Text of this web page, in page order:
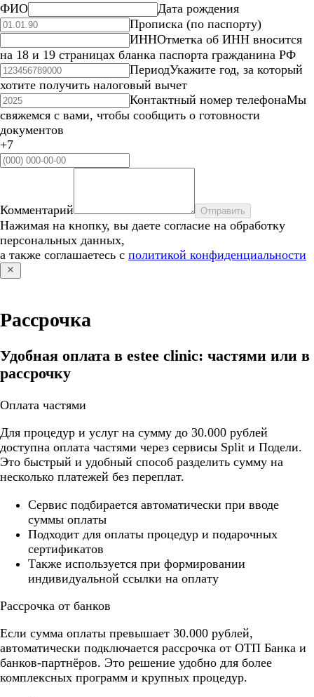
ФИО
Дата рождения
Прописка (по паспорту)
ИННОтметка об ИНН вносится
на 18 и 19 страницах бланка паспорта гражданина РФ
ПериодУкажите год, за который
хотите получить налоговый вычет
Контактный номер телефонаМы
свяжемся с вами, чтобы сообщить о готовности
документов
+7
Комментарий Отправить
Нажимая на кнопку, вы даете согласие на обработку
персональных данных,
а также соглашаетесь с политикой конфиденциальности
Рассрочка
Удобная оплата в estee clinic: частями или в
рассрочку
Оплата частями
Для процедур и услуг на сумму до 30.000 рублей
доступна оплата частями через сервисы Split и Подели.
Это быстрый и удобный способ разделить сумму на
несколько платежей без переплат.
Cервис подбирается автоматически при вводе
суммы оплаты
Подходит для оплаты процедур и подарочных
сертификатов
Также используется при формировании
индивидуальной ссылки на оплату
Рассрочка от банков
Если сумма оплаты превышает 30.000 рублей,
автоматически подключается рассрочка от ОТП Банка и
банков-партнёров. Это решение удобно для более
комплексных программ и крупных процедур.